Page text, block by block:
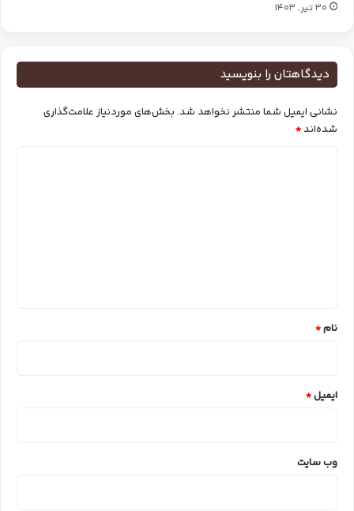
30 تیر, 1403
دیدگاهتان را بنویسید
نشانی ایمیل شما منتشر نخواهد شد. بخش‌های موردنیاز علامت‌گذاری
شده‌اند *
نام*
ایمیل*
وب‌ سایت